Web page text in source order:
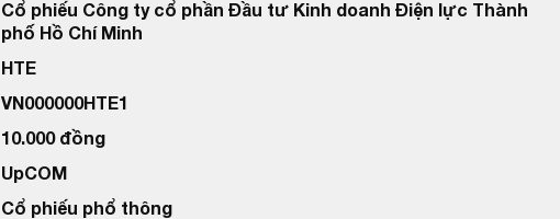
Cổ phiếu Công ty cổ phần Đầu tư Kinh doanh Điện lực Thành
phố Hồ Chí Minh
HTE
VN000000HTE1
10.000 đồng
UpCOM
Cổ phiếu phổ thông